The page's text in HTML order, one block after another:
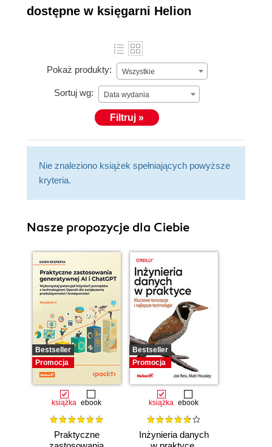
dostępne w księgarni Helion
Pokaż produkty: Wszystkie
Sortuj wg: Data wydania
Filtruj »
Nie znaleziono książek spełniających powyższe
kryteria.
Nasze propozycje dla Ciebie
Bestseller
Promocja
książka ebook
Praktyczne
Bestseller
Promocja
książka ebook
Inżynieria danych